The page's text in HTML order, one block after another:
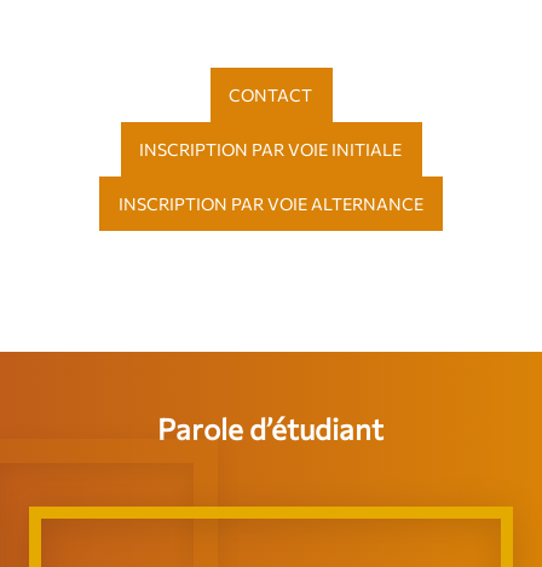
CONTACT
INSCRIPTION PAR VOIE INITIALE
INSCRIPTION PAR VOIE ALTERNANCE
Parole d’étudiant